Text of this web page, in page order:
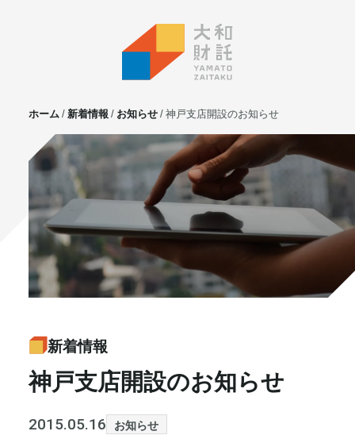
サービス
不動産投資
⼟地活⽤
マンション管理
賃貸管理
実需用戸建・マンション
ホテル事業
お客様の声
書籍・メディア
セミナー
お知らせ
ホーム 新着情報 お知らせ 神戸支店開設のお知らせ
新着情報
神戸支店開設のお知らせ
2015.05.16 お知らせ